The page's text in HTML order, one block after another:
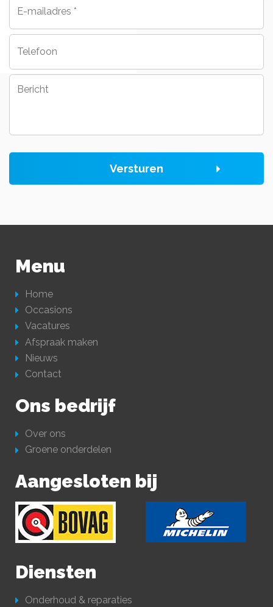
mailadres *
Versturen
Menu
Home
Occasions
Vacatures
Afspraak maken
Nieuws
Contact
Ons bedrijf
Over ons
Groene onderdelen
Aangesloten bij
Diensten
Onderhoud & reparaties